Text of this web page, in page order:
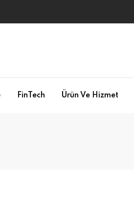
FinTech Ürün Ve Hizmet